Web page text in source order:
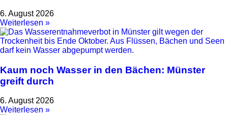
6. August 2026
Weiterlesen »
Kaum noch Wasser in den Bächen: Münster
greift durch
6. August 2026
Weiterlesen »